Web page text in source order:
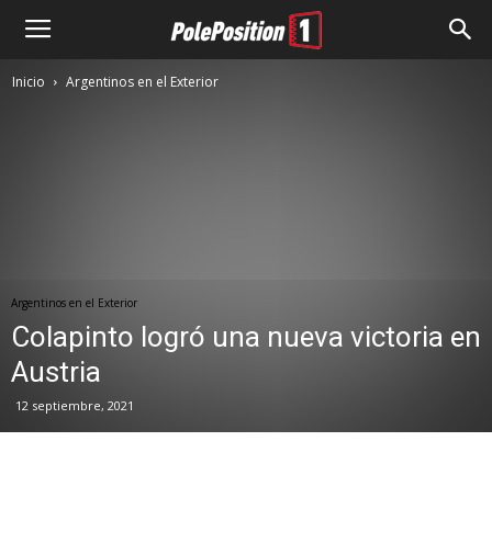
Inicio Argentinos en el Exterior
Argentinos en el Exterior
Colapinto logró una nueva victoria en
Austria
12 septiembre, 2021